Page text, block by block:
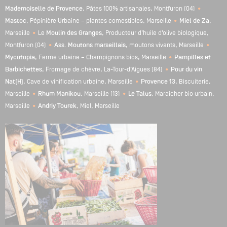
Mademoiselle de Provence, Pâtes 100% artisanales, Montfuron (04) •
Mastoc, Pépinière Urbaine – plantes comestibles, Marseille • Miel de Za,
Marseille • Le Moulin des Granges, Producteur d’huile d’olive biologique,
Montfuron (04) • Ass. Moutons marseillais, moutons vivants, Marseille •
Mycotopia, Ferme urbaine – Champignons bios, Marseille • Pampilles et
Barbichettes, Fromage de chèvre, La-Tour-d’Aigues (84) • Pour du vin
Nat(H), Cave de vinification urbaine, Marseille • Provence 13, Biscuiterie,
Marseille • Rhum Manikou, Marseille (13) • Le Talus, Maraîcher bio urbain,
Marseille • Andriy Tourek, Miel, Marseille